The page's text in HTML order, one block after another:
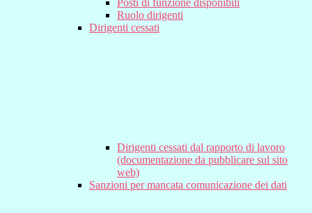
Posti di funzione disponibili
Ruolo dirigenti
Dirigenti cessati
Dirigenti cessati dal rapporto di lavoro
(documentazione da pubblicare sul sito
web)
Sanzioni per mancata comunicazione dei dati